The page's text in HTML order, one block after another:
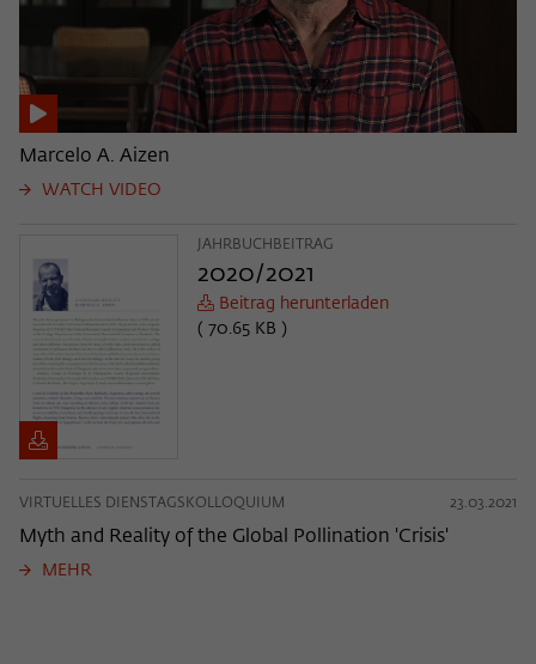
Marcelo A. Aizen
WATCH VIDEO
JAHRBUCHBEITRAG
2020/2021
Beitrag herunterladen
( 70.65 KB )
VIRTUELLES DIENSTAGSKOLLOQUIUM 23.03.2021
Myth and Reality of the Global Pollination 'Crisis'
MEHR